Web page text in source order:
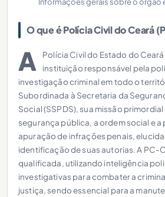
O que é Polícia Civil do Ceará
A
Polícia Civil do Estado do Ceará
instituição responsável pela
investigação criminal em todo o
Subordinada à Secretaria da
Social (SSPDS), sua missão
segurança pública, a ordem social e a
apuração de infrações penais,
identificação de suas autorias. A PC-
qualificada, utilizando inteligência
investigativas para combater a
justiça, sendo essencial para a